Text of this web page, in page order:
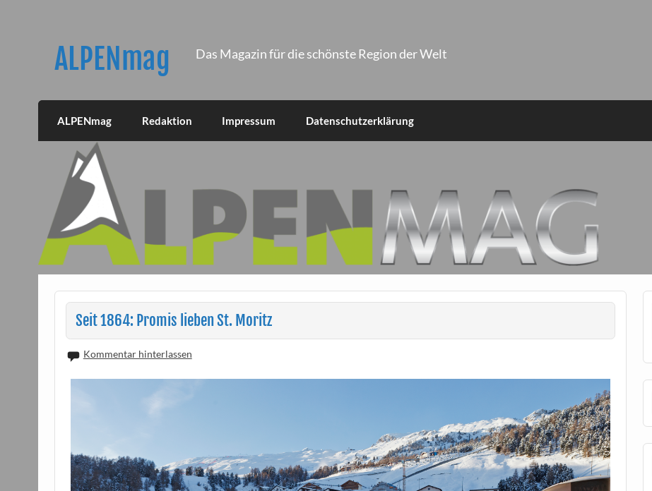
ALPENmag Das Magazin für die schönste Region der Welt
ALPENmag Redaktion Impressum Datenschutzerklärung
Seit 1864: Promis lieben St. Moritz
Kommentar hinterlassen